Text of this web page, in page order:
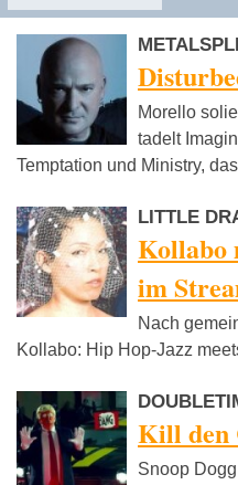
Morello
tadelt
Temptation und Ministry,
LITTLE
Kollabo
im
Nach
Kollabo: Hip Hop-Jazz
Kill den
Snoop